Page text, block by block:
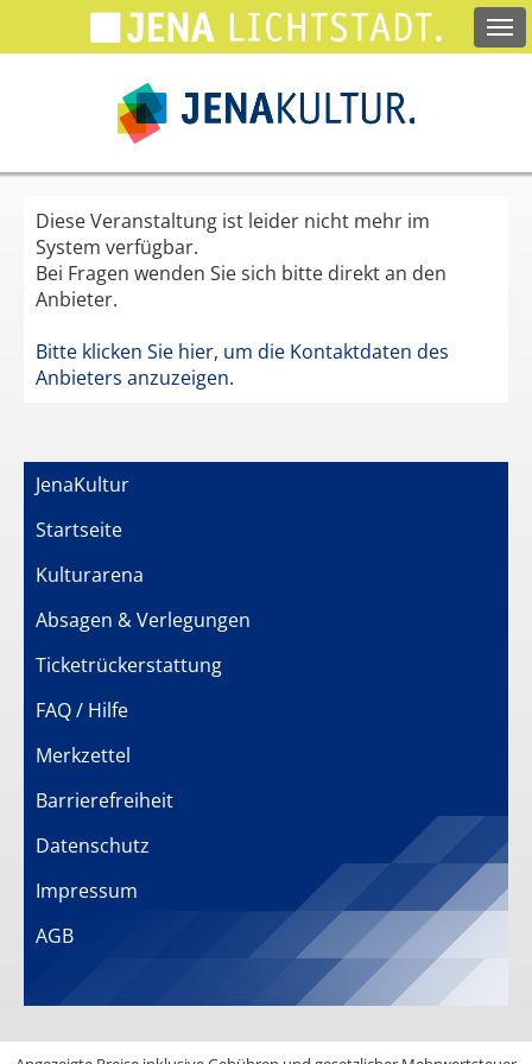
zum
Diese Veranstaltung ist leider nicht mehr im
System verfügbar.
Bei Fragen wenden Sie sich bitte direkt an den
Anbieter.
Bitte klicken Sie hier, um die Kontaktdaten des
Anbieters anzuzeigen.
JenaKultur
Startseite
Kulturarena
Absagen & Verlegungen
Ticketrückerstattung
FAQ / Hilfe
Merkzettel
Barrierefreiheit
Datenschutz
Impressum
AGB